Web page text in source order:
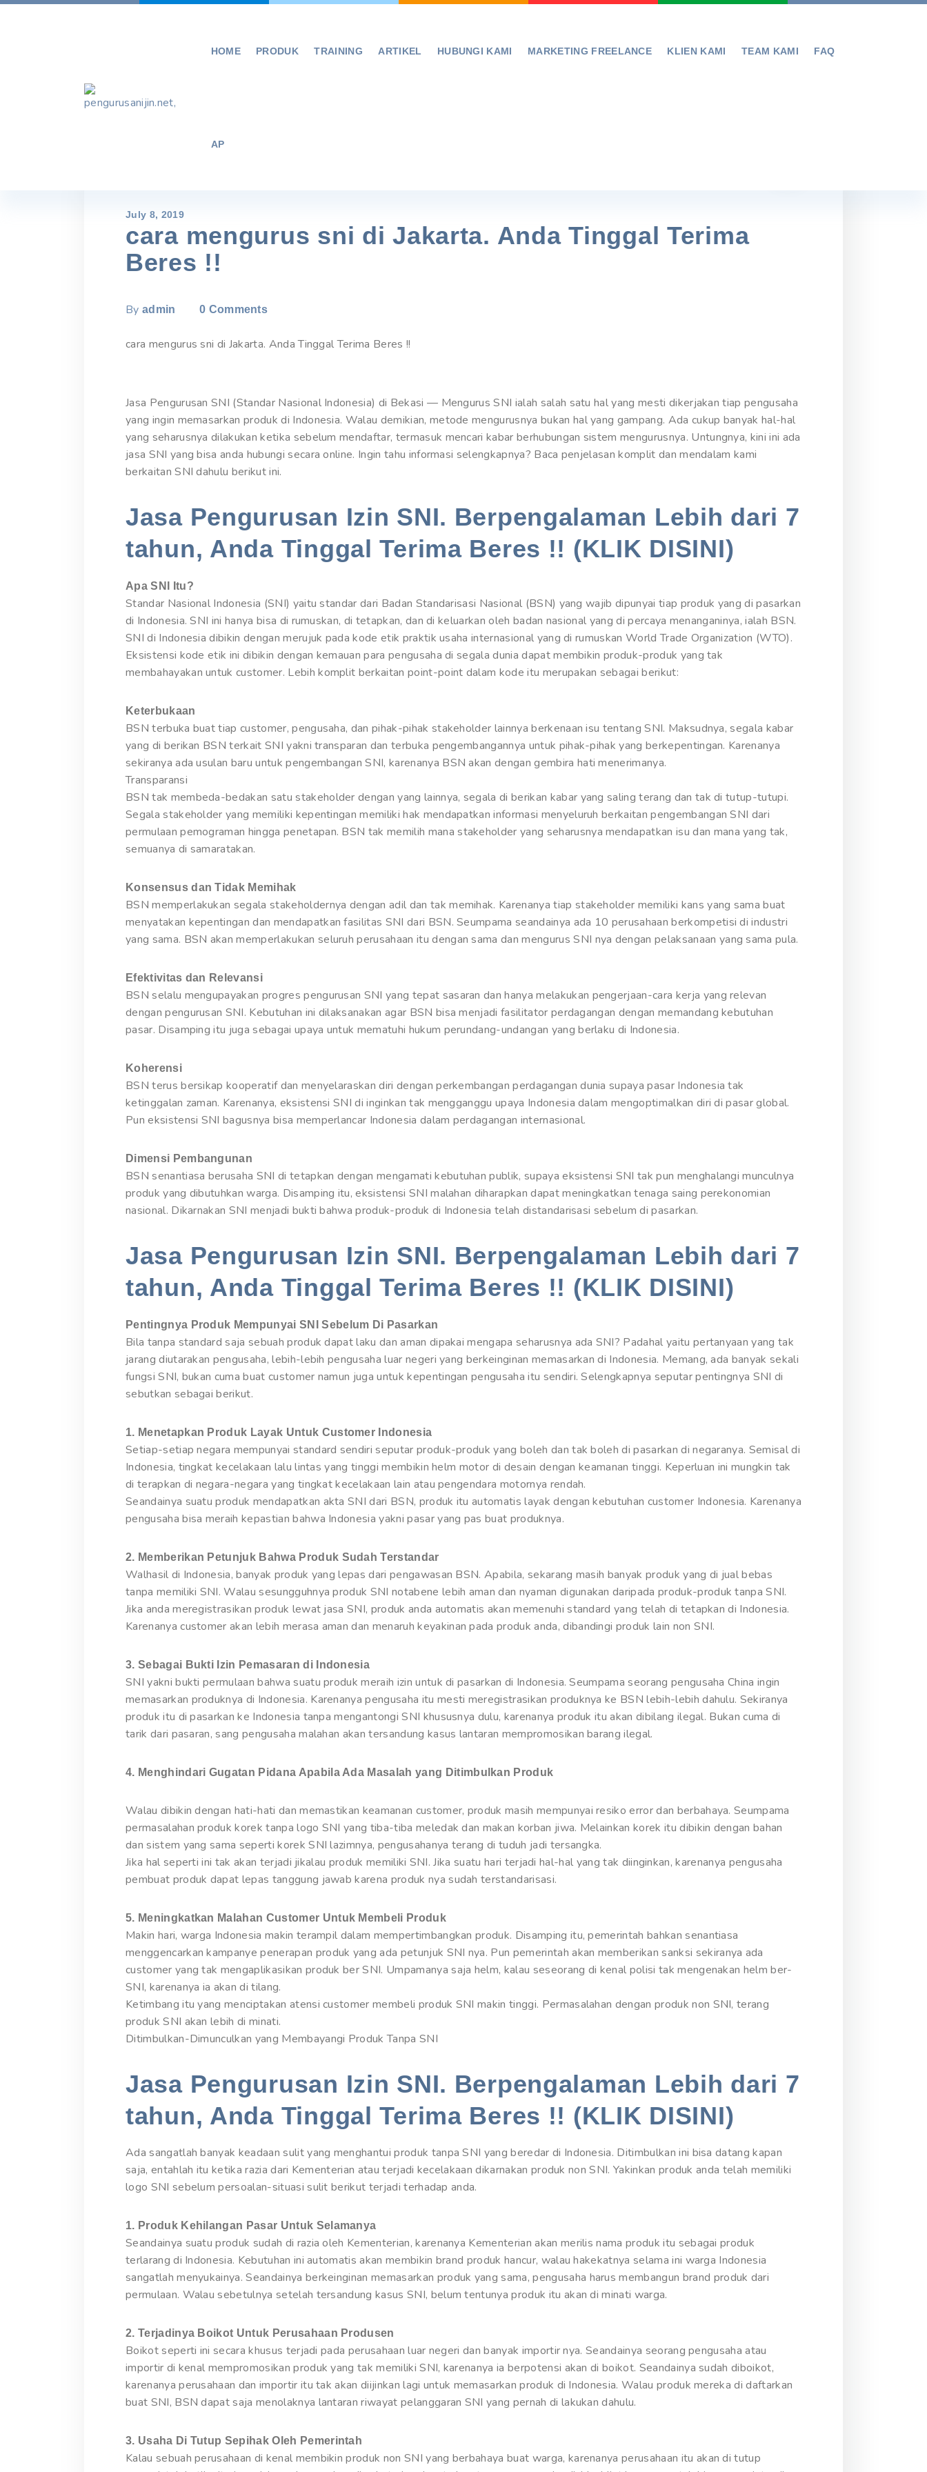
Skip
HOME PRODUK TRAINING ARTIKEL HUBUNGI KAMI MARKETING FREELANCE KLIEN KAMI TEAM KAMI FAQ
AP
July 8, 2019
cara mengurus sni di Jakarta. Anda Tinggal Terima
Beres !!
By admin 0 Comments
cara mengurus sni di Jakarta. Anda Tinggal Terima Beres !!
Jasa Pengurusan SNI (Standar Nasional Indonesia) di Bekasi — Mengurus SNI ialah salah satu hal yang mesti dikerjakan tiap pengusaha
yang ingin memasarkan produk di Indonesia. Walau demikian, metode mengurusnya bukan hal yang gampang. Ada cukup banyak hal-hal
yang seharusnya dilakukan ketika sebelum mendaftar, termasuk mencari kabar berhubungan sistem mengurusnya. Untungnya, kini ini ada
jasa SNI yang bisa anda hubungi secara online. Ingin tahu informasi selengkapnya? Baca penjelasan komplit dan mendalam kami
berkaitan SNI dahulu berikut ini.
Jasa Pengurusan Izin SNI. Berpengalaman Lebih dari 7
tahun, Anda Tinggal Terima Beres !! (KLIK DISINI)
Apa SNI Itu?
Standar Nasional Indonesia (SNI) yaitu standar dari Badan Standarisasi Nasional (BSN) yang wajib dipunyai tiap produk yang di pasarkan
di Indonesia. SNI ini hanya bisa di rumuskan, di tetapkan, dan di keluarkan oleh badan nasional yang di percaya menanganinya, ialah BSN.
SNI di Indonesia dibikin dengan merujuk pada kode etik praktik usaha internasional yang di rumuskan World Trade Organization (WTO).
Eksistensi kode etik ini dibikin dengan kemauan para pengusaha di segala dunia dapat membikin produk-produk yang tak
membahayakan untuk customer. Lebih komplit berkaitan point-point dalam kode itu merupakan sebagai berikut:
Keterbukaan
BSN terbuka buat tiap customer, pengusaha, dan pihak-pihak stakeholder lainnya berkenaan isu tentang SNI. Maksudnya, segala kabar
yang di berikan BSN terkait SNI yakni transparan dan terbuka pengembangannya untuk pihak-pihak yang berkepentingan. Karenanya
sekiranya ada usulan baru untuk pengembangan SNI, karenanya BSN akan dengan gembira hati menerimanya.
Transparansi
BSN tak membeda-bedakan satu stakeholder dengan yang lainnya, segala di berikan kabar yang saling terang dan tak di tutup-tutupi.
Segala stakeholder yang memiliki kepentingan memiliki hak mendapatkan informasi menyeluruh berkaitan pengembangan SNI dari
permulaan pemograman hingga penetapan. BSN tak memilih mana stakeholder yang seharusnya mendapatkan isu dan mana yang tak,
semuanya di samaratakan.
Konsensus dan Tidak Memihak
BSN memperlakukan segala stakeholdernya dengan adil dan tak memihak. Karenanya tiap stakeholder memiliki kans yang sama buat
menyatakan kepentingan dan mendapatkan fasilitas SNI dari BSN. Seumpama seandainya ada 10 perusahaan berkompetisi di industri
yang sama. BSN akan memperlakukan seluruh perusahaan itu dengan sama dan mengurus SNI nya dengan pelaksanaan yang sama pula.
Efektivitas dan Relevansi
BSN selalu mengupayakan progres pengurusan SNI yang tepat sasaran dan hanya melakukan pengerjaan-cara kerja yang relevan
dengan pengurusan SNI. Kebutuhan ini dilaksanakan agar BSN bisa menjadi fasilitator perdagangan dengan memandang kebutuhan
pasar. Disamping itu juga sebagai upaya untuk mematuhi hukum perundang-undangan yang berlaku di Indonesia.
Koherensi
BSN terus bersikap kooperatif dan menyelaraskan diri dengan perkembangan perdagangan dunia supaya pasar Indonesia tak
ketinggalan zaman. Karenanya, eksistensi SNI di inginkan tak mengganggu upaya Indonesia dalam mengoptimalkan diri di pasar global.
Pun eksistensi SNI bagusnya bisa memperlancar Indonesia dalam perdagangan internasional.
Dimensi Pembangunan
BSN senantiasa berusaha SNI di tetapkan dengan mengamati kebutuhan publik, supaya eksistensi SNI tak pun menghalangi munculnya
produk yang dibutuhkan warga. Disamping itu, eksistensi SNI malahan diharapkan dapat meningkatkan tenaga saing perekonomian
nasional. Dikarnakan SNI menjadi bukti bahwa produk-produk di Indonesia telah distandarisasi sebelum di pasarkan.
Jasa Pengurusan Izin SNI. Berpengalaman Lebih dari 7
tahun, Anda Tinggal Terima Beres !! (KLIK DISINI)
Pentingnya Produk Mempunyai SNI Sebelum Di Pasarkan
Bila tanpa standard saja sebuah produk dapat laku dan aman dipakai mengapa seharusnya ada SNI? Padahal yaitu pertanyaan yang tak
jarang diutarakan pengusaha, lebih-lebih pengusaha luar negeri yang berkeinginan memasarkan di Indonesia. Memang, ada banyak sekali
fungsi SNI, bukan cuma buat customer namun juga untuk kepentingan pengusaha itu sendiri. Selengkapnya seputar pentingnya SNI di
sebutkan sebagai berikut.
1. Menetapkan Produk Layak Untuk Customer Indonesia
Setiap-setiap negara mempunyai standard sendiri seputar produk-produk yang boleh dan tak boleh di pasarkan di negaranya. Semisal di
Indonesia, tingkat kecelakaan lalu lintas yang tinggi membikin helm motor di desain dengan keamanan tinggi. Keperluan ini mungkin tak
di terapkan di negara-negara yang tingkat kecelakaan lain atau pengendara motornya rendah.
Seandainya suatu produk mendapatkan akta SNI dari BSN, produk itu automatis layak dengan kebutuhan customer Indonesia. Karenanya
pengusaha bisa meraih kepastian bahwa Indonesia yakni pasar yang pas buat produknya.
2. Memberikan Petunjuk Bahwa Produk Sudah Terstandar
Walhasil di Indonesia, banyak produk yang lepas dari pengawasan BSN. Apabila, sekarang masih banyak produk yang di jual bebas
tanpa memiliki SNI. Walau sesungguhnya produk SNI notabene lebih aman dan nyaman digunakan daripada produk-produk tanpa SNI.
Jika anda meregistrasikan produk lewat jasa SNI, produk anda automatis akan memenuhi standard yang telah di tetapkan di Indonesia.
Karenanya customer akan lebih merasa aman dan menaruh keyakinan pada produk anda, dibandingi produk lain non SNI.
3. Sebagai Bukti Izin Pemasaran di Indonesia
SNI yakni bukti permulaan bahwa suatu produk meraih izin untuk di pasarkan di Indonesia. Seumpama seorang pengusaha China ingin
memasarkan produknya di Indonesia. Karenanya pengusaha itu mesti meregistrasikan produknya ke BSN lebih-lebih dahulu. Sekiranya
produk itu di pasarkan ke Indonesia tanpa mengantongi SNI khususnya dulu, karenanya produk itu akan dibilang ilegal. Bukan cuma di
tarik dari pasaran, sang pengusaha malahan akan tersandung kasus lantaran mempromosikan barang ilegal.
4. Menghindari Gugatan Pidana Apabila Ada Masalah yang Ditimbulkan Produk
Walau dibikin dengan hati-hati dan memastikan keamanan customer, produk masih mempunyai resiko error dan berbahaya. Seumpama
permasalahan produk korek tanpa logo SNI yang tiba-tiba meledak dan makan korban jiwa. Melainkan korek itu dibikin dengan bahan
dan sistem yang sama seperti korek SNI lazimnya, pengusahanya terang di tuduh jadi tersangka.
Jika hal seperti ini tak akan terjadi jikalau produk memiliki SNI. Jika suatu hari terjadi hal-hal yang tak diinginkan, karenanya pengusaha
pembuat produk dapat lepas tanggung jawab karena produk nya sudah terstandarisasi.
5. Meningkatkan Malahan Customer Untuk Membeli Produk
Makin hari, warga Indonesia makin terampil dalam mempertimbangkan produk. Disamping itu, pemerintah bahkan senantiasa
menggencarkan kampanye penerapan produk yang ada petunjuk SNI nya. Pun pemerintah akan memberikan sanksi sekiranya ada
customer yang tak mengaplikasikan produk ber SNI. Umpamanya saja helm, kalau seseorang di kenal polisi tak mengenakan helm ber-
SNI, karenanya ia akan di tilang.
Ketimbang itu yang menciptakan atensi customer membeli produk SNI makin tinggi. Permasalahan dengan produk non SNI, terang
produk SNI akan lebih di minati.
Ditimbulkan-Dimunculkan yang Membayangi Produk Tanpa SNI
Jasa Pengurusan Izin SNI. Berpengalaman Lebih dari 7
tahun, Anda Tinggal Terima Beres !! (KLIK DISINI)
Ada sangatlah banyak keadaan sulit yang menghantui produk tanpa SNI yang beredar di Indonesia. Ditimbulkan ini bisa datang kapan
saja, entahlah itu ketika razia dari Kementerian atau terjadi kecelakaan dikarnakan produk non SNI. Yakinkan produk anda telah memiliki
logo SNI sebelum persoalan-situasi sulit berikut terjadi terhadap anda.
1. Produk Kehilangan Pasar Untuk Selamanya
Seandainya suatu produk sudah di razia oleh Kementerian, karenanya Kementerian akan merilis nama produk itu sebagai produk
terlarang di Indonesia. Kebutuhan ini automatis akan membikin brand produk hancur, walau hakekatnya selama ini warga Indonesia
sangatlah menyukainya. Seandainya berkeinginan memasarkan produk yang sama, pengusaha harus membangun brand produk dari
permulaan. Walau sebetulnya setelah tersandung kasus SNI, belum tentunya produk itu akan di minati warga.
2. Terjadinya Boikot Untuk Perusahaan Produsen
Boikot seperti ini secara khusus terjadi pada perusahaan luar negeri dan banyak importir nya. Seandainya seorang pengusaha atau
importir di kenal mempromosikan produk yang tak memiliki SNI, karenanya ia berpotensi akan di boikot. Seandainya sudah diboikot,
karenanya perusahaan dan importir itu tak akan diijinkan lagi untuk memasarkan produk di Indonesia. Walau produk mereka di daftarkan
buat SNI, BSN dapat saja menolaknya lantaran riwayat pelanggaran SNI yang pernah di lakukan dahulu.
3. Usaha Di Tutup Sepihak Oleh Pemerintah
Kalau sebuah perusahaan di kenal membikin produk non SNI yang berbahaya buat warga, karenanya perusahaan itu akan di tutup